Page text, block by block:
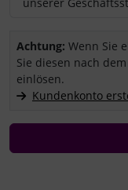
Sie haben einen
Achtung: Wenn Sie
Sie diesen nach
einlösen.
Kundenkonto